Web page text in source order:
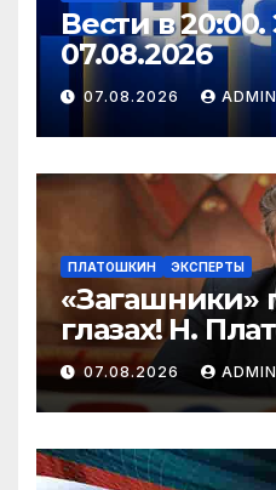
Вести в
07.08.2026
07.08.2026 ADMIN
ПЛАТОШКИН ЭКСПЕРТЫ
«Загашники»
глазах! Н.
посмотрите,
скрывает за
отчётами!
07.08.2026 ADMIN